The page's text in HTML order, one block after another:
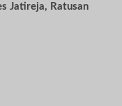
Jatireja, Ratusan